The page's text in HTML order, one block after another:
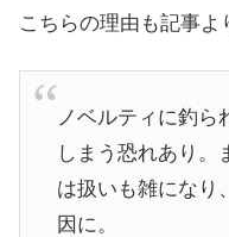
こちらの理由も記事よ
ノベルティに釣ら
しまう恐れあり。
は扱いも雑になり
因に。